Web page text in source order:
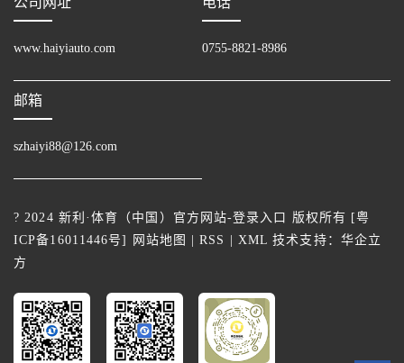
www.haiyiauto.com 0755-8821-8986
邮箱
szhaiyi88@126.com
? 2024 新利·体育（中国）官方网站-登录入口 版权所有 [粤
ICP备16011446号] 网站地图 |RSS | XML 技术支持： 华企立
方